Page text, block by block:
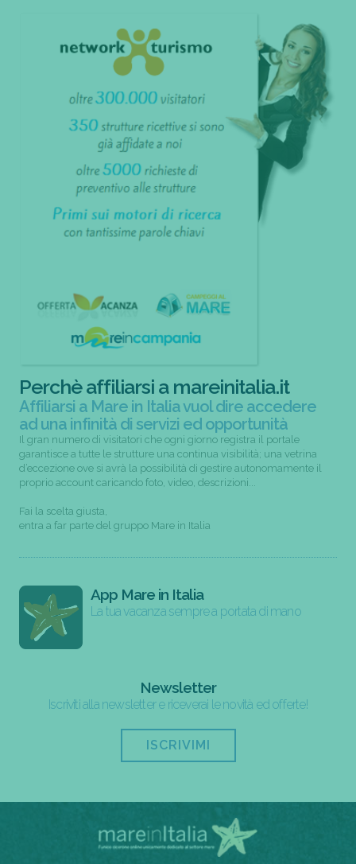
Perchè affiliarsi a mareinitalia.it
Affiliarsi a Mare in Italia vuol dire accedere
ad una infinità di servizi ed opportunità
Il gran numero di visitatori che ogni giorno registra il portale
garantisce a tutte le strutture una continua visibilità; una vetrina
d’eccezione ove si avrà la possibilità di gestire autonomamente il
proprio account caricando foto, video, descrizioni...
Fai la scelta giusta,
entra a far parte del gruppo Mare in Italia
App Mare in Italia
La tua vacanza sempre a portata di mano
Newsletter
Iscriviti alla newsletter e riceverai le novità ed offerte!
ISCRIVIMI